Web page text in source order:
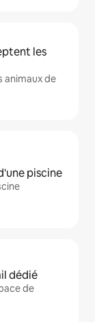
les
animaux de
piscine
dédié
de